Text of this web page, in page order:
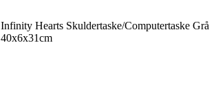
Infinity Hearts Skuldertaske/Computertaske Grå
40x6x31cm